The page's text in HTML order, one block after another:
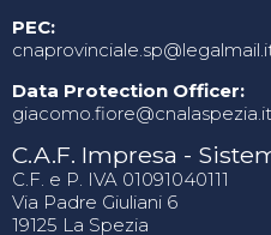
PEC:
Data Protection Officer:
giacomo.fiore@cnalaspezia.it
C.A.F. Impresa -
C.F. e P. IVA 01091040111
Via Padre Giuliani 6
19125 La Spezia